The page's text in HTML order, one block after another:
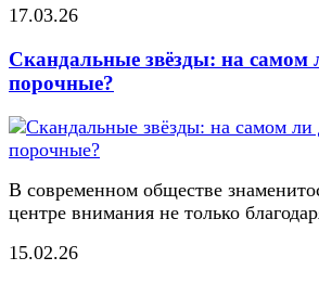
17.03.26
Скандальные звёзды: на самом
порочные?
В современном обществе
центре внимания не только
15.02.26